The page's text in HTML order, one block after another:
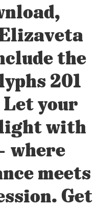
the
201
your
with
where
meets
Get